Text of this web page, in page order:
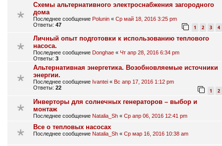
Схемы альтернативного электроснабжения загородного
дома
Последнее сообщение Polunin « Ср май 18, 2016 3:25 pm
Ответы: 47 1 2 3 4
Личный опыт подготовки к использованию теплового
насоса.
Последнее сообщение Donghae « Чт апр 28, 2016 6:34 pm
Ответы: 3
Альтернативная энергетика. Возобновляемые источники
энергии.
Последнее сообщение Ivantei « Вс апр 17, 2016 1:12 pm
Ответы: 22 1 2
Инверторы для солнечных генераторов – выбор и
монтаж
Последнее сообщение Natalia_Sh « Ср апр 06, 2016 12:41 pm
Все о тепловых насосах
Последнее сообщение Natalia_Sh « Ср мар 16, 2016 10:38 am